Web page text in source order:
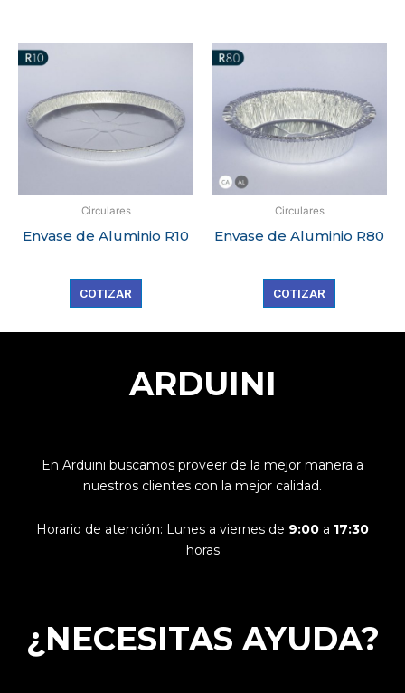
Circulares
Envase de Aluminio R10
COTIZAR
Circulares
Envase de Aluminio R80
COTIZAR
ARDUINI
En Arduini buscamos proveer de la mejor manera a
nuestros clientes con la mejor calidad.
Horario de atención: Lunes a viernes de 9:00 a 17:30
horas
¿NECESITAS AYUDA?